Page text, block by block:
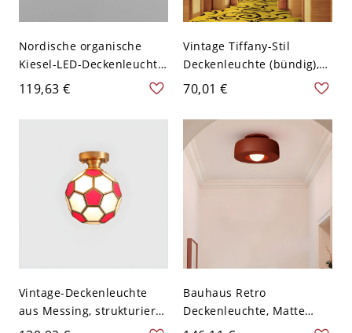
Nordische organische
Kiesel-LED-Deckenleuchte,
flache Deckenmontage
mit 3
Farbtemperatureinstellun
Dreistufiges Dimmen
119,63 €
Vintage Tiffany-Stil
Deckenleuchte (bündig),
Buntglas, floral - Rot-Weiß
110V-120V
70,01 €
Vintage-Deckenleuchte
aus Messing, strukturierte
Glas-Blütenblatt-Leuchte,
Bauhaus Retro
Deckenleuchte, Matte
Harzring-Leuchte für